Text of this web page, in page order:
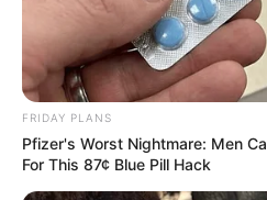
eines Instruktors darf
Flugsimulator vom Typ
B737 vom Pilotensitz aus
Familienausflug mit
geeignet. Informationen
gleich.de/frankfurt.
Peter Behrens Bau - Das
FRIDAY PLANS
Pfizer's Worst Nightmare: Men
For This 87¢ Blue Pill Hack